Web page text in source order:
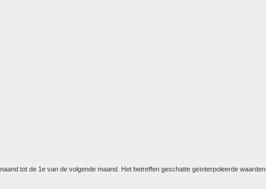
tot de 1e van de volgende maand. Het betreffen geschatte geïnterpoleerde waarden